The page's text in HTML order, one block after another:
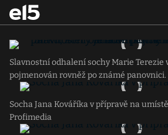
Slavnostní odhalení sochy Marie Terezie
pojmenován rovněž po známé panovnici.
Socha Jana Kováříka v přípravě na
Profimedia